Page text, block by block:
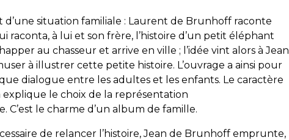
d’une situation familiale : Laurent de Brunhoff raconte
raconta, à lui et son frère, l’histoire d’un petit éléphant
au chasseur et arrive en ville ; l’idée vint alors à Jean
à illustrer cette petite histoire. L’ouvrage a ainsi pour
dialogue entre les adultes et les enfants. Le caractère
le choix de la représentation
C’est le charme d’un album de famille.
de relancer l’histoire, Jean de Brunhoff emprunte,